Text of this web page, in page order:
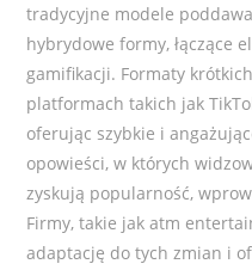
tradycyjne modele
hybrydowe formy, łączące
gamifikacji. Formaty
platformach takich jak
oferując szybkie i
opowieści, w których
zyskują popularność,
Firmy, takie jak atm
adaptację do tych zmian i